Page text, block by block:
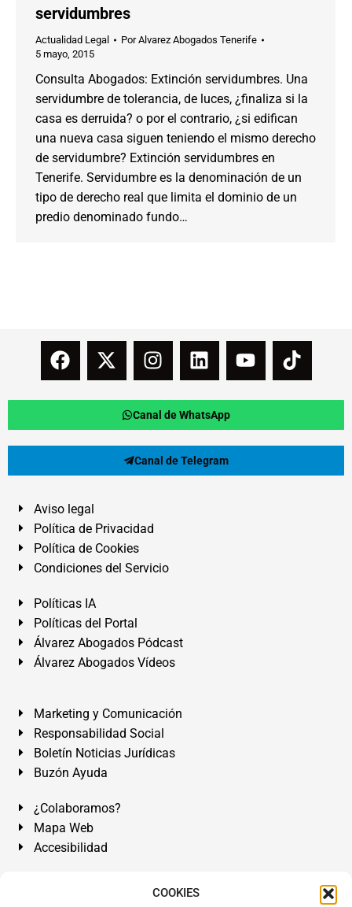
COOKIES
servidumbres
Actualidad Legal PorAlvarez Abogados Tenerife
5 mayo, 2015
Consulta Abogados: Extinción servidumbres. Una
servidumbre de tolerancia, de luces, ¿finaliza si la
casa es derruida? o por el contrario, ¿si edifican
una nueva casa siguen teniendo el mismo derecho
de servidumbre? Extinción servidumbres en
Tenerife. Servidumbre es la denominación de un
tipo de derecho real que limita el dominio de un
predio denominado fundo…
Canal de WhatsApp
Canal de Telegram
Aviso legal
Política de Privacidad
Política de Cookies
Condiciones del Servicio
Políticas IA
Políticas del Portal
Álvarez Abogados Pódcast
Álvarez Abogados Vídeos
Marketing y Comunicación
Responsabilidad Social
Boletín Noticias Jurídicas
Buzón Ayuda
¿Colaboramos?
Mapa Web
Accesibilidad
Álvarez Abogados Tenerife:Calle Teobaldo Power Nº 7,